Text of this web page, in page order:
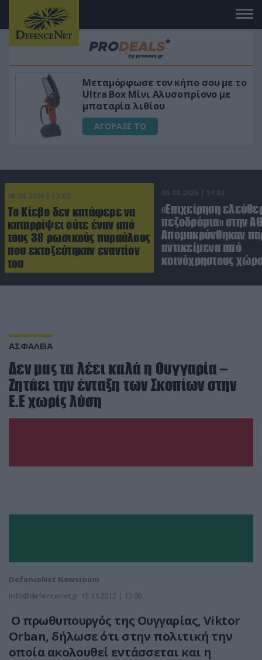
Μεταμόρφωσε τον κήπο σου με το
Ultra Box Μίνι Αλυσοπρίονο με
μπαταρία λιθίου
ΑΓΟΡΑΣΕ ΤΟ
06.08.2026 | 13:02
Το Κίεβο δεν κατάφερε να
καταρρίψει ούτε έναν από
τους 38 ρωσικούς πυραύλους
που εκτοξεύτηκαν εναντίον
του
06.08.2026 | 14:02
«Επιχείρηση
πεζοδρόμια» στην
Απομακρύνθηκαν
αντικείμενα από
κοινόχρηστους
ΑΣΦΑΛΕΙΑ
Δεν μας τα λέει καλά η Ουγγαρία –
Ζητάει την ένταξη των Σκοπίων στην
Ε.Ε χωρίς λύση
DefenceNet Newsroom
info@defencenet.gr 15.11.2012 | 13:00
Ο πρωθυπουργός της Ουγγαρίας, Viktor
Orban, δήλωσε ότι στην πολιτική την
οποία ακολουθεί εντάσσεται και η